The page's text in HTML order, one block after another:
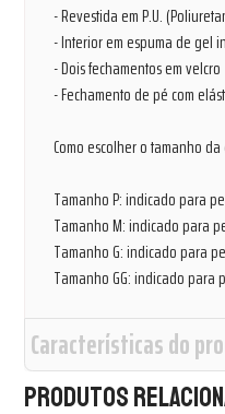
- Revestida em P.U.
- Interior em espuma de gel
- Dois fechamentos em velcro
- Fechamento de pé com
Como escolher o tamanho
Tamanho P: indicado para
Tamanho M: indicado para
Tamanho G: indicado para
Tamanho GG: indicado para
Características do
Produtos